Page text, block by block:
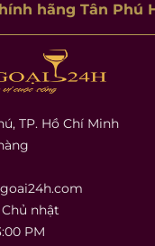
hãng Tân Phú
TP. Hồ Chí Minh
nhật
PM